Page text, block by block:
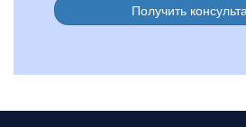
Получить